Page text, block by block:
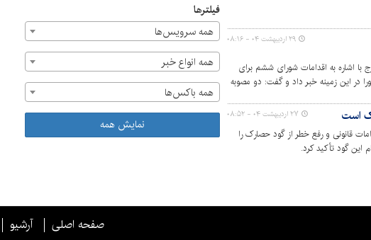
اشاره به اقدامات شورای ششم برای
در این زمینه خبر داد و گفت: دو مصوبه
۲۹ اردیبهشت ۰۴ - ۰۸:۱۶
است
قانونی و رفع خطر از گود حصارک را
این گود تأکید کرد.
۲۷ اردیبهشت ۰۴ - ۰۸:۵۲
فیلترها
همه سرویس‌ها
همه انواع خبر
همه باکس‌ها
نمایش همه
صفحه اصلی آرشیو